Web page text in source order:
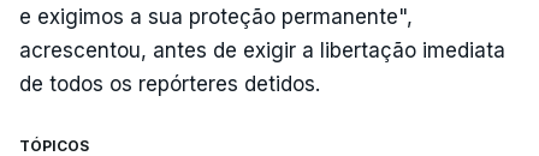
e exigimos a sua proteção permanente",
acrescentou, antes de exigir a libertação imediata
de todos os repórteres detidos.
TÓPICOS